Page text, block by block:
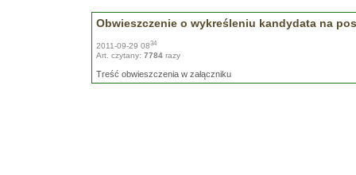
Obwieszczenie o wykreśleniu kandydata na
2011-09-29 0834
Art. czytany: 7784 razy
Treść obwieszczenia w załączniku